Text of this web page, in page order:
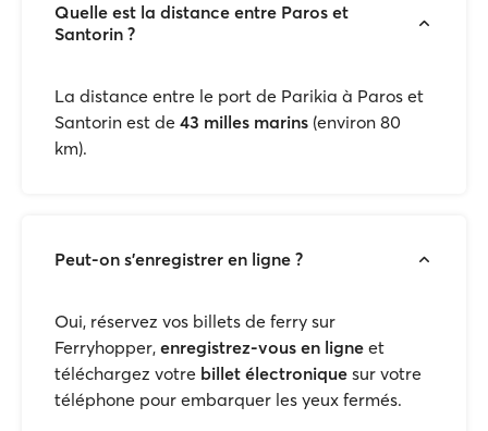
Quelle est la distance entre Paros et
Santorin ?
La distance entre le port de Parikia à Paros et
Santorin est de 43 milles marins (environ 80
km).
Peut-on s'enregistrer en ligne ?
Oui, réservez vos billets de ferry sur
Ferryhopper, enregistrez-vous en ligne et
téléchargez votre billet électronique sur votre
téléphone pour embarquer les yeux fermés.